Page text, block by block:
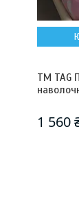
ТМ TAG
1 560